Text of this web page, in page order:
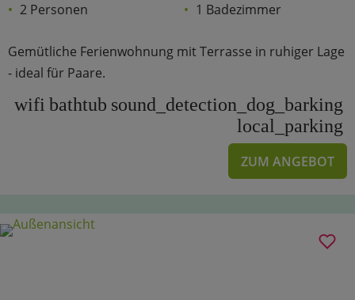
2 Personen
1 Badezimmer
Gemütliche Ferienwohnung mit Terrasse in ruhiger Lage
- ideal für Paare.
wifi bathtub sound_detection_dog_barking
local_parking
ZUM ANGEBOT